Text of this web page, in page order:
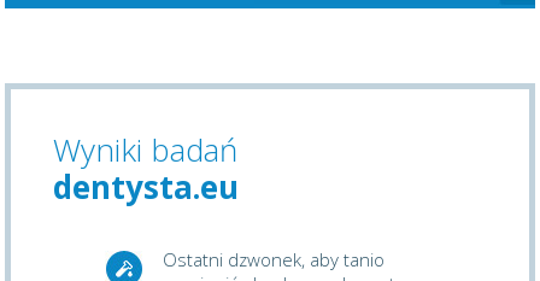
Wyniki badań
dentysta.eu
Ostatni dzwonek, aby tanio